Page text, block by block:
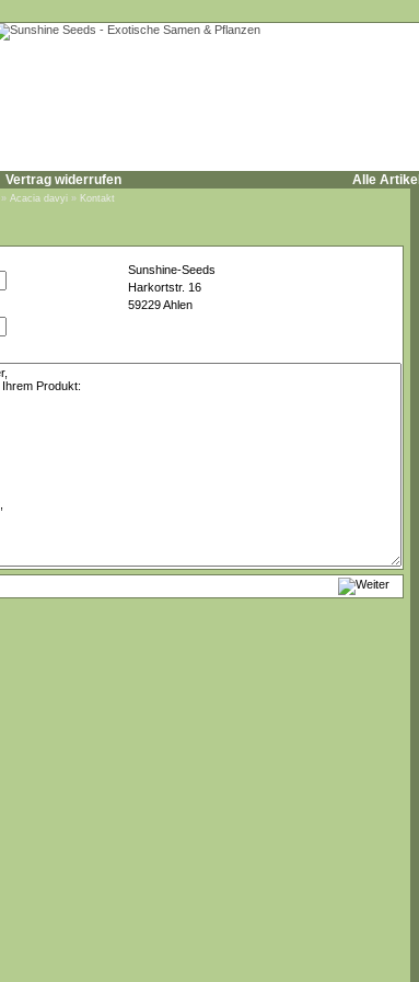
Vertrag widerrufen Alle Artikel
» Acacia davyi » Kontakt
Sunshine-Seeds
Harkortstr. 16
59229 Ahlen